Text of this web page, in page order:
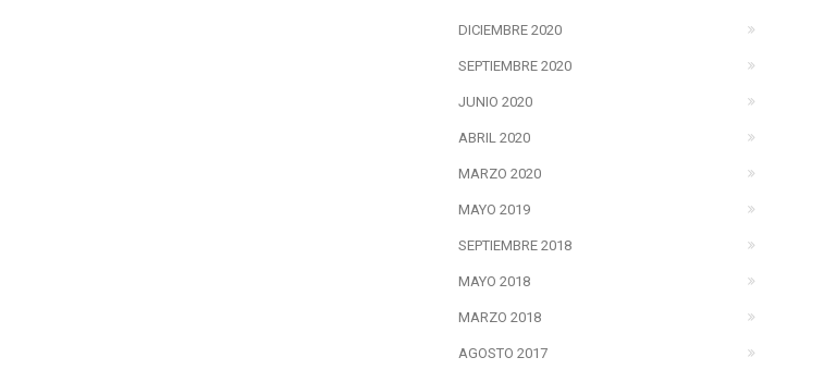
DICIEMBRE 2020
SEPTIEMBRE 2020
JUNIO 2020
ABRIL 2020
MARZO 2020
MAYO 2019
SEPTIEMBRE 2018
MAYO 2018
MARZO 2018
AGOSTO 2017